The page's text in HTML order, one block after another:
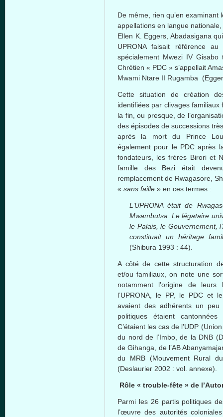
De même, rien qu’en
appellations en langue
Ellen K. Eggers, Abadasigana
UPRONA faisait référence
spécialement Mwezi IV
Chrétien « PDC » s’appellait
Mwami Ntare II Rugamba
Cette situation de création
identifiées par clivages
la fin, ou presque, de
des épisodes de successions
après la mort du Prince
également pour le PDC après
fondateurs, les frères Birori et
famille des Bezi était
remplacement de Rwagasore,
« sans faille » en ces termes :
L’UPRONA était de
Mwambutsa. Le légataire
le Palais, le Gouvernement,
constituait un héritage
(Shibura 1993 : 44).
A côté de cette structuration
et/ou familiaux, on note une
notamment l’origine de
l’UPRONA, le PP, le PDC et
avaient des adhérents un peu
politiques étaient
C’étaient les cas de l’UDP
du nord de l’Imbo, de la DNB
de Gihanga, de l’AB
du MRB (Mouvement Rural
(Deslaurier 2002 : vol. annexe).
Rôle « trouble-fête » de
Parmi les 26 partis politiques
l’œuvre des autorités